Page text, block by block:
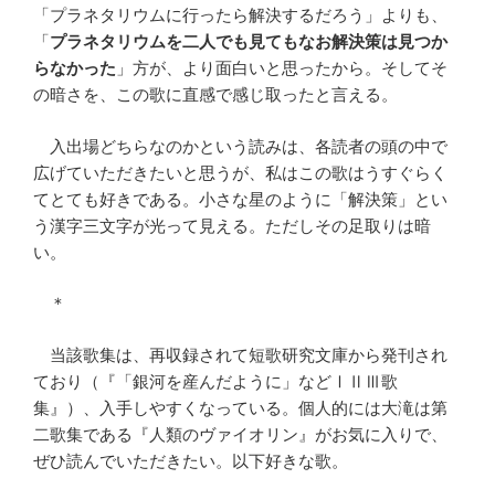
「プラネタリウムに行ったら解決するだろう」よりも、
「プラネタリウムを二人でも見てもなお解決策は見つか
らなかった 」方が、より面白いと思ったから。そしてそ
の暗さを、この歌に直感で感じ取ったと言える。
入出場どちらなのかという読みは、各読者の頭の中で
広げていただきたいと思うが、私はこの歌はうすぐらく
てとても好きである。小さな星のように「解決策」とい
う漢字三文字が光って見える。ただしその足取りは暗
い。
＊
当該歌集は、再収録されて短歌研究文庫から発刊され
ており（『「銀河を産んだように」などⅠⅡⅢ歌
集』）、入手しやすくなっている。個人的には大滝は第
二歌集である『人類のヴァイオリン』がお気に入りで、
ぜひ読んでいただきたい。以下好きな歌。